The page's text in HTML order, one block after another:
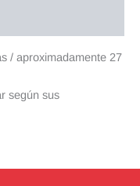
/ aproximadamente 27
según sus